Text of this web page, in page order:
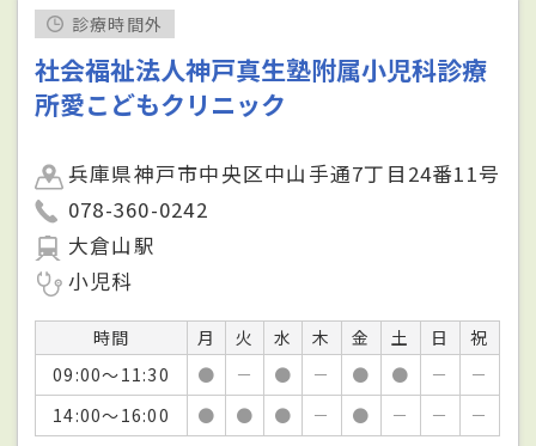
診療時間外
社会福祉法人神戸真生塾附属小児科診療
所愛こどもクリニック
兵庫県神戸市中央区中山手通7丁目24番11号
078-360-0242
大倉山駅
小児科
時間 月 火 水 木 金 土 日
祝
09:00～11:30
● － ● － ● ● －
－
14:00～16:00
● ● ● － ● － － －